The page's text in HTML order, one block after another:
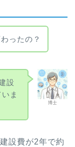
ったの？
博士
設
ま
設費が2年で約